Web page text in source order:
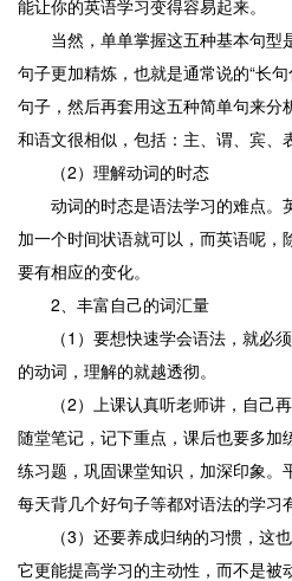
能让你的英语学习变得容易起来。
当然，单单掌握这五种基本句型
句子更加精炼，也就是通常说的“长
句子，然后再套用这五种简单句来分
和语文很相似，包括：主、谓、宾、
（2）理解动词的时态
动词的时态是语法学习的难点。
加一个时间状语就可以，而英语呢，
要有相应的变化。
2、丰富自己的词汇量
（1）要想快速学会语法，就必须
的动词，理解的就越透彻。
（2）上课认真听老师讲，自己再
随堂笔记，记下重点，课后也要多加
练习题，巩固课堂知识，加深印象。
每天背几个好句子等都对语法的学习
（3）还要养成归纳的习惯，这也
它更能提高学习的主动性，而不是被